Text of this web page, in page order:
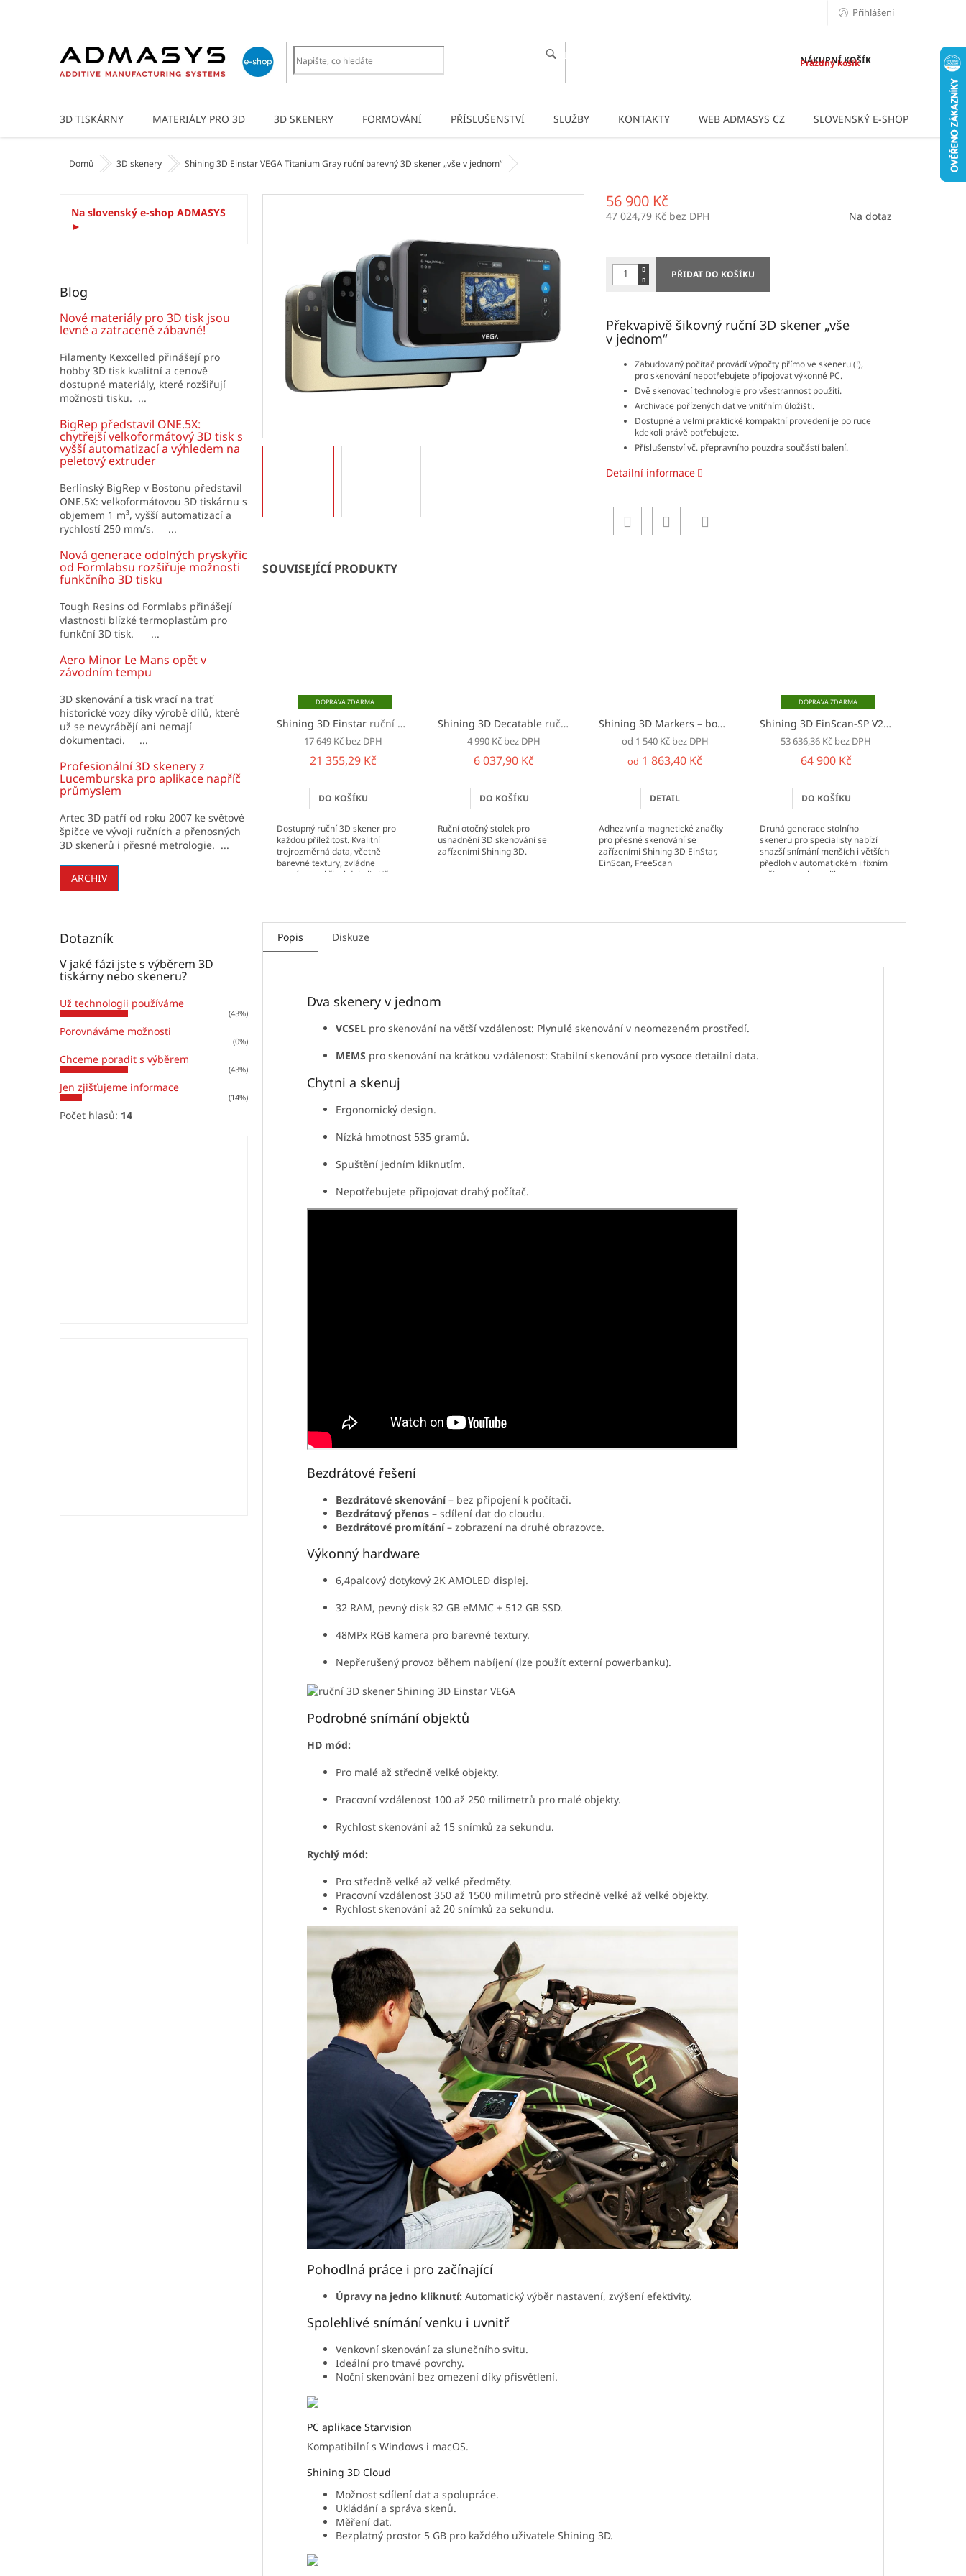
Přihlášení
HLEDAT NÁKUPNÍ KOŠÍK
Prázdný košík
3D TISKÁRNY MATERIÁLY PRO 3D 3D SKENERY FORMOVÁNÍ PŘÍSLUŠENSTVÍ SLUŽBY KONTAKTY WEB ADMASYS CZ SLOVENSKÝ E-SHOP
Domů 3D skenery Shining 3D Einstar VEGA Titanium Gray ruční barevný 3D skener „vše v jednom“
n
n
í
a
n
e
l
Na slovenský e-shop ADMASYS
►
Blog
Nové materiály pro 3D tisk jsou
levné a zatraceně zábavné!
Filamenty Kexcelled přinášejí pro
hobby 3D tisk kvalitní a cenově
dostupné materiály, které rozšiřují
možnosti tisku. ...
BigRep představil ONE.5X:
chytřejší velkoformátový 3D tisk s
vyšší automatizací a výhledem na
peletový extruder
Berlínský BigRep v Bostonu představil
ONE.5X: velkoformátovou 3D tiskárnu s
objemem 1 m³, vyšší automatizací a
rychlostí 250 mm/s. ...
Nová generace odolných pryskyřic
od Formlabsu rozšiřuje možnosti
funkčního 3D tisku
Tough Resins od Formlabs přinášejí
vlastnosti blízké termoplastům pro
funkční 3D tisk. ...
Aero Minor Le Mans opět v
závodním tempu
3D skenování a tisk vrací na trať
historické vozy díky výrobě dílů, které
už se nevyrábějí ani nemají
dokumentaci. ...
Profesionální 3D skenery z
Lucemburska pro aplikace napříč
průmyslem
Artec 3D patří od roku 2007 ke světové
špičce ve vývoji ručních a přenosných
3D skenerů i přesné metrologie. ...
ARCHIV
Dotazník
V jaké fázi jste s výběrem 3D
tiskárny nebo skeneru?
Už technologii používáme
(43%)
Porovnáváme možnosti
(0%)
Chceme poradit s výběrem
(43%)
Jen zjišťujeme informace
(14%)
Počet hlasů: 14
56 900 Kč
47 024,79 Kč bez DPH
Na dotaz
PŘIDAT DO KOŠÍKU
Překvapivě šikovný ruční 3D skener „vše
v jednom“
Zabudovaný počítač provádí výpočty přímo ve skeneru (!),
pro skenování nepotřebujete připojovat výkonné PC.
Dvě skenovací technologie pro všestrannost použití.
Archivace pořízených dat ve vnitřním úložišti.
Dostupné a velmi praktické kompaktní provedení je po ruce
kdekoli právě potřebujete.
Příslušenství vč. přepravního pouzdra součástí balení.
Detailní informace
SOUVISEJÍCÍ PRODUKTY
ZDARMA
Shining 3D Einstar ruční 3D skener s příslušenstvím
17 649 Kč bez DPH
21 355,29 Kč
DO KOŠÍKU
Dostupný ruční 3D skener pro
každou příležitost. Kvalitní
trojrozměrná data, včetně
barevné textury, zvládne
nasnímat takřka kdokoli. Už v
Shining 3D Decatable ruční otočný stolek pro 3D skenování
4 990 Kč bez DPH
6 037,90 Kč
DO KOŠÍKU
Ruční otočný stolek pro
usnadnění 3D skenování se
zařízeními Shining 3D.
Shining 3D Markers – body pro 3D skenování značky pro 3D skenery
od 1 540 Kč bez DPH
od 1 863,40 Kč
DETAIL
Adhezivní a magnetické značky
pro přesné skenování se
zařízeními Shining 3D EinStar,
EinScan, FreeScan
ZDARMA
Shining 3D EinScan-SP V2stolní 3D skener
53 636,36 Kč bez DPH
64 900 Kč
DO KOŠÍKU
Druhá generace stolního
skeneru pro specialisty nabízí
snazší snímání menších i větších
předloh v automatickém i fixním
režimu a nekomplikovanou
Popis Diskuze
Dva skenery v jednom
VCSEL pro skenování na větší vzdálenost: Plynulé skenování v neomezeném prostředí.
MEMS pro skenování na krátkou vzdálenost: Stabilní skenování pro vysoce detailní data.
Chytni a skenuj
Ergonomický design.
Nízká hmotnost 535 gramů.
Spuštění jedním kliknutím.
Nepotřebujete připojovat drahý počítač.
Bezdrátové řešení
Bezdrátové skenování – bez připojení k počítači.
Bezdrátový přenos – sdílení dat do cloudu.
Bezdrátové promítání – zobrazení na druhé obrazovce.
Výkonný hardware
6,4palcový dotykový 2K AMOLED displej.
32 RAM, pevný disk 32 GB eMMC + 512 GB SSD.
48MPx RGB kamera pro barevné textury.
Nepřerušený provoz během nabíjení (lze použít externí powerbanku).
Podrobné snímání objektů
HD mód:
Pro malé až středně velké objekty.
Pracovní vzdálenost 100 až 250 milimetrů pro malé objekty.
Rychlost skenování až 15 snímků za sekundu.
Rychlý mód:
Pro středně velké až velké předměty.
Pracovní vzdálenost 350 až 1500 milimetrů pro středně velké až velké objekty.
Rychlost skenování až 20 snímků za sekundu.
Pohodlná práce i pro začínající
Úpravy na jedno kliknutí: Automatický výběr nastavení, zvýšení efektivity.
Spolehlivé snímání venku i uvnitř
Venkovní skenování za slunečního svitu.
Ideální pro tmavé povrchy.
Noční skenování bez omezení díky přisvětlení.
PC aplikace Starvision
Kompatibilní s Windows i macOS.
Shining 3D Cloud
Možnost sdílení dat a spolupráce.
Ukládání a správa skenů.
Měření dat.
Bezplatný prostor 5 GB pro každého uživatele Shining 3D.